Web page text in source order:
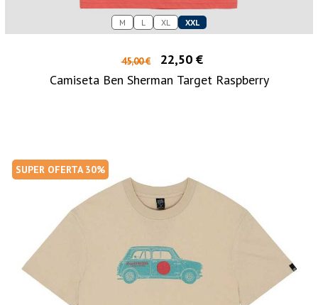
M L XL XXL
45,00 €
22,50 €
Camiseta Ben Sherman Target Raspberry
SUPER OFERTA 30%